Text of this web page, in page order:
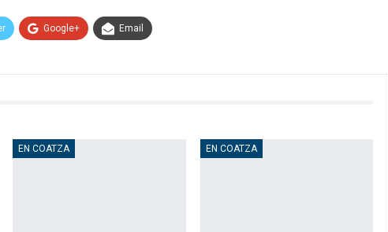
Google+ Email
EN COATZA EN COATZA